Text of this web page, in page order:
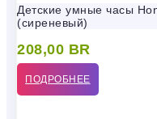
Детские умные часы
(сиреневый)
208,00 BR
ПОДРОБНЕЕ